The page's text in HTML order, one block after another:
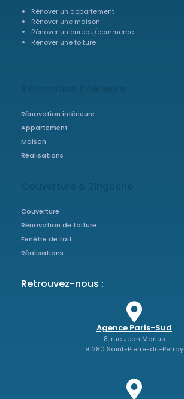
Rénover un appartement
Rénover une maison
Rénover un bureau/commerce
Rénover une toiture
Rénovation intérieure
Appartement
Maison
Réalisations
Couverture & Zinguerie
Couverture
Rénovation de toiture
Fenêtre de toit
Réalisations
Retrouvez-nous :
Agence Paris-Sud
8, rue Jean Marius
91280 Saint-Pierre-du-Perray